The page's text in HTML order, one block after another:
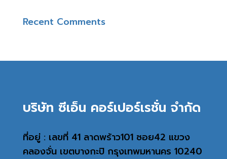
Recent Comments
บริษัท ซีเอ็น คอร์เปอร์เรชั่น จำกัด
ที่อยู่ : เลขที่ 41 ลาดพร้าว101 ซอย42 แขวง
คลองจั่น เขตบางกะปิ กรุงเทพมหานคร 10240